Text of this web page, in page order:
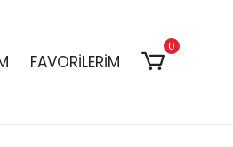
FAVORİLERİM
0